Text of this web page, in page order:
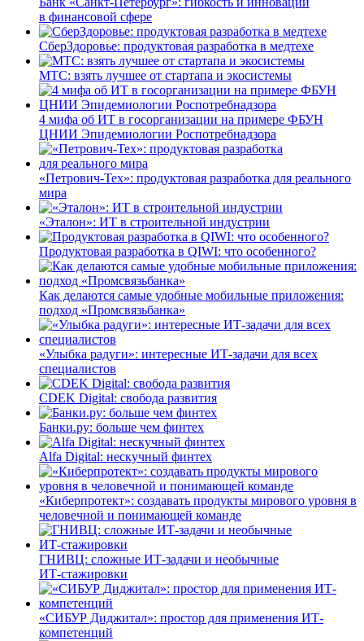
в финансовой сфере
СберЗдоровье: продуктовая разработка в медтехе
МТС: взять лучшее от стартапа и экосистемы
4 мифа об ИТ в госорганизации на примере ФБУН
ЦНИИ Эпидемиологии Роспотребнадзора
«Петрович-Тех»: продуктовая разработка для реального
мира
«Эталон»: ИТ в строительной индустрии
Продуктовая разработка в QIWI: что особенного?
Как делаются самые удобные мобильные приложения:
подход «Промсвязьбанка»
«Улыбка радуги»: интересные ИТ-задачи для всех
специалистов
CDEK Digital: свобода развития
Банки.ру: больше чем финтех
Alfa Digital: нескучный финтех
«Киберпротект»: создавать продукты мирового уровня в
человечной и понимающей команде
ГНИВЦ: сложные ИТ‑задачи и необычные
ИТ‑стажировки
«СИБУР Диджитал»: простор для применения ИТ-
компетенций